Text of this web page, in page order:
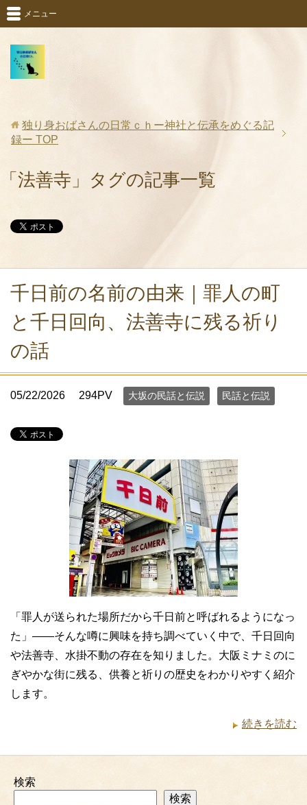
メニュー
独り身おばさんの日常ｃｈー神社と伝承をめぐる記
録ー TOP
「法善寺」タグの記事一覧
千日前の名前の由来｜罪人の町
と千日回向、法善寺に残る祈り
の話
05/22/2026 294PV 大坂の民話と伝説 民話と伝説
「罪人が送られた場所だから千日前と呼ばれるようになっ
た」――そんな噂に興味を持ち調べていく中で、千日回向
や法善寺、水掛不動の存在を知りました。大阪ミナミのに
ぎやかな街に残る、供養と祈りの歴史をわかりやすく紹介
します。
続きを読む
検索
検索